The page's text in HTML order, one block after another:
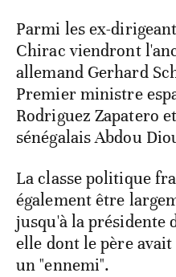
Parmi les ex-
Chirac viendront
allemand Gerhard
Premier ministre
Rodriguez Zapatero
sénégalais Abdou
La classe politique
également être
jusqu'à la présidente
elle dont le père
un "ennemi".